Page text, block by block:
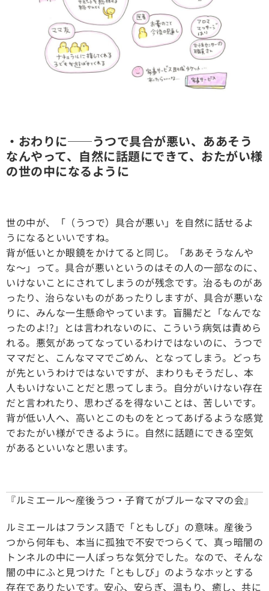
・おわりに──うつで具合が悪い、ああそう
なんやって、自然に話題にできて、おたがい様
の世の中になるように
世の中が、「（うつで）具合が悪い」を自然に話せるよ
うになるといいですね。
背が低いとか眼鏡をかけてると同じ。「ああそうなんや
な〜」って。具合が悪いというのはその人の一部なのに、
いけないことにされてしまうのが残念です。治るものがあ
ったり、治らないものがあったりしますが、具合が悪いな
りに、みんな一生懸命やっています。盲腸だと「なんでな
ったのよ!?」とは言われないのに、こういう病気は責めら
れる。悪気があってなっているわけではないのに、うつで
ママだと、こんなママでごめん、となってしまう。どっち
が先というわけではないですが、まわりもそうだし、本
人もいけないことだと思ってしまう。自分がいけない存在
だと言われたり、思わざるを得ないことは、苦しいです。
背が低い人へ、高いとこのものをとってあげるような感覚
でおたがい様ができるように。自然に話題にできる空気
があるといいなと思います。
『ルミエール～産後うつ・子育てがブルーなママの会』
ルミエールはフランス語で「ともしび」の意味。産後う
つから何年も、本当に孤独で不安でつらくて、真っ暗闇の
トンネルの中に一人ぽっちな気分でした。なので、そんな
闇の中にふと見つけた「ともしび」のようなホッとする
存在でありたいです。安心、安らぎ、温もり、癒し、共に